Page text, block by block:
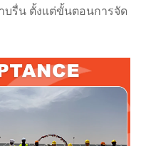
บรื่น ตั้งแต่ขั้นตอนการจัด